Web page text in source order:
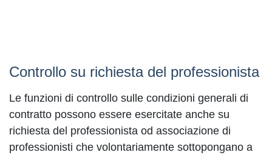
Controllo su richiesta del professionista
Le funzioni di controllo sulle condizioni generali di
contratto possono essere esercitate anche su
richiesta del professionista od associazione di
professionisti che volontariamente sottopongano a